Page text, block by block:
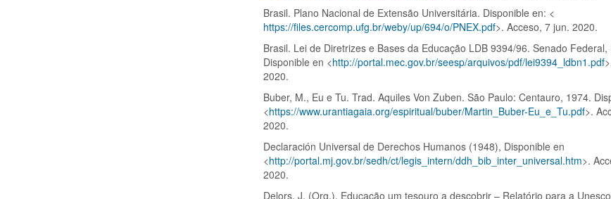
Brasil. Plano Nacional de Extensão Universitária. Disponible en: <
https://files.cercomp.ufg.br/weby/up/694/o/PNEX.pdf>. Acceso, 7 jun. 2020.
Brasil. Lei de Diretrizes e Bases da Educação LDB 9394/96. Senado Federal,
Disponible en <http://portal.mec.gov.br/seesp/arquivos/pdf/lei9394_ldbn1.pdf
2020.
Buber, M., Eu e Tu. Trad. Aquiles Von Zuben. São Paulo: Centauro, 1974.
<https://www.urantiagaia.org/espiritual/buber/Martin_Buber-Eu_e_Tu.pdf>.
2020.
Declaración Universal de Derechos Humanos (1948), Disponible en
<http://portal.mj.gov.br/sedh/ct/legis_intern/ddh_bib_inter_universal.htm>.
2020.
Delors, J. (Org.), Educação um tesouro a descobrir – Relatório para a